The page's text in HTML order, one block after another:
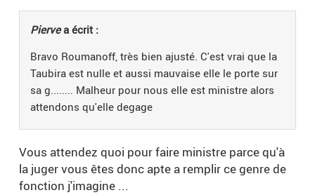
Piervea écrit :
Bravo Roumanoff, très bien ajusté. C'est vrai que la
Taubira est nulle et aussi mauvaise elle le porte sur
sa g........ Malheur pour nous elle est ministre alors
attendons qu'elle degage
Vous attendez quoi pour faire ministre parce qu'à
la juger vous êtes donc apte a remplir ce genre de
fonction j'imagine ...